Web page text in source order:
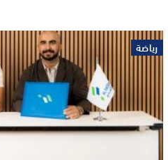
رياضة